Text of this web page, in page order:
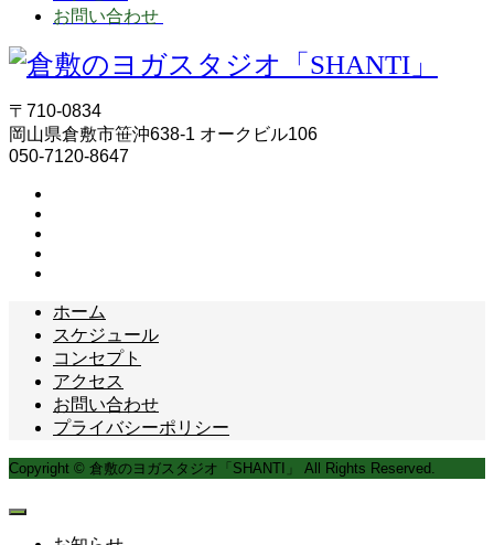
お問い合わせ
〒710-0834
岡山県倉敷市笹沖638-1 オークビル106
050-7120-8647
ホーム
スケジュール
コンセプト
アクセス
お問い合わせ
プライバシーポリシー
Copyright © 倉敷のヨガスタジオ「SHANTI」 All Rights Reserved.